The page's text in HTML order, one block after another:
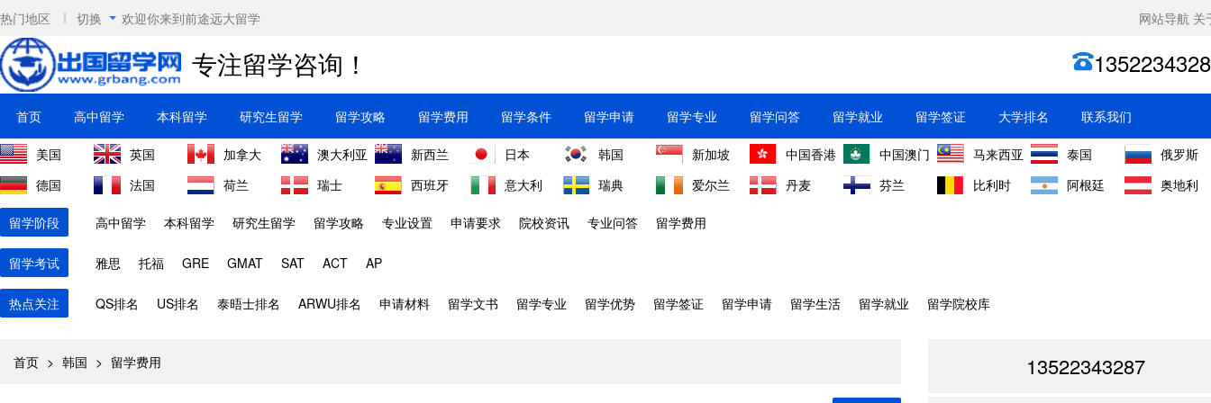
热门地区 切换 欢迎你来到前途远大留学 网站导航 关
专注留学咨询！
首页 高中留学 本科留学 研究生留学 留学攻略 留学费用 留学条件 留学申请 留学专业 留学问答 留学就业 留学签证 大学排名 联系我们
美国 英国 加拿大 澳大利亚 新西兰 日本 韩国 新加坡 中国香港 中国澳门 马来西亚 泰国
俄罗斯
德国
法国 荷兰 瑞士 西班牙 意大利 瑞典 爱尔兰 丹麦 芬兰 比利时 阿根廷 奥地利
留学阶段 高中留学 本科留学 研究生留学 留学攻略 专业设置 申请要求 院校资讯 专业问答 留学费用
留学考试 雅思 托福 GRE GMAT SAT ACT AP
热点关注 QS排名 US排名 泰晤士排名 ARWU排名 申请材料 留学文书 留学专业 留学优势 留学签证 留学申请 留学生活 留学就业 留学院校库
首页 > 韩国 > 留学费用 13522343287